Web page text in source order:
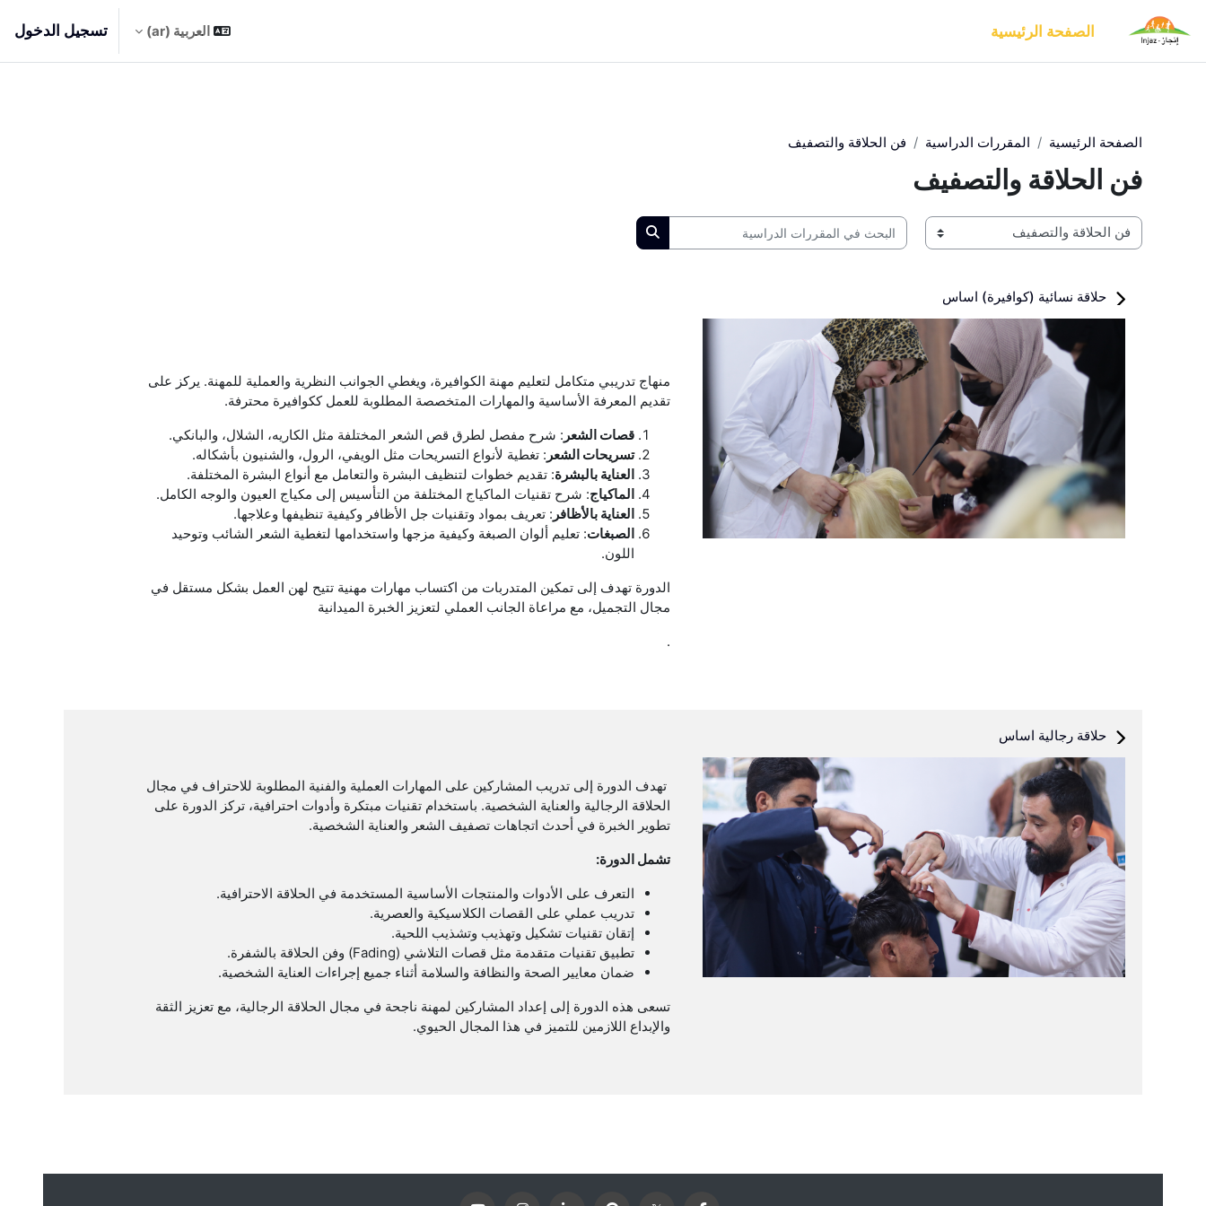
تخطى إلى المحتوى الرئيسيالصفحة الرئيسية العربية ‎(ar)‎ تسجيل الدخول
الصفحة الرئيسية المقررات الدراسية فن الحلاقة والتصفيف
فن الحلاقة والتصفيف
تصنيفات المقررات
البحث في المقررات الدراسية
البحث في المقررات الدراسية
حلاقة نسائية (كوافيرة) اساس
منهاج تدريبي متكامل لتعليم مهنة الكوافيرة، ويغطي الجوانب النظرية والعملية للمهنة. يركز على
تقديم المعرفة الأساسية والمهارات المتخصصة المطلوبة للعمل ككوافيرة محترفة.
قصات الشعر : شرح مفصل لطرق قص الشعر المختلفة مثل الكاريه، الشلال، والبانكي.
تسريحات الشعر : تغطية لأنواع التسريحات مثل الويفي، الرول، والشنيون بأشكاله.
العناية بالبشرة: تقديم خطوات لتنظيف البشرة والتعامل مع أنواع البشرة المختلفة.
الماكياج: شرح تقنيات الماكياج المختلفة من التأسيس إلى مكياج العيون والوجه الكامل.
العناية بالأظافر : تعريف بمواد وتقنيات جل الأظافر وكيفية تنظيفها وعلاجها.
الصبغات: تعليم ألوان الصبغة وكيفية مزجها واستخدامها لتغطية الشعر الشائب وتوحيد
اللون.
الدورة تهدف إلى تمكين المتدربات من اكتساب مهارات مهنية تتيح لهن العمل بشكل مستقل في
مجال التجميل، مع مراعاة الجانب العملي لتعزيز الخبرة الميدانية
.
حلاقة رجالية اساس
تهدف الدورة إلى تدريب المشاركين على المهارات العملية والفنية المطلوبة للاحتراف في مجال
الحلاقة الرجالية والعناية الشخصية. باستخدام تقنيات مبتكرة وأدوات احترافية، تركز الدورة على
تطوير الخبرة في أحدث اتجاهات تصفيف الشعر والعناية الشخصية.
تشمل الدورة:
التعرف على الأدوات والمنتجات الأساسية المستخدمة في الحلاقة الاحترافية.
تدريب عملي على القصات الكلاسيكية والعصرية.
إتقان تقنيات تشكيل وتهذيب وتشذيب اللحية.
تطبيق تقنيات متقدمة مثل قصات التلاشي (Fading) وفن الحلاقة بالشفرة.
ضمان معايير الصحة والنظافة والسلامة أثناء جميع إجراءات العناية الشخصية.
تسعى هذه الدورة إلى إعداد المشاركين لمهنة ناجحة في مجال الحلاقة الرجالية، مع تعزيز الثقة
والإبداع اللازمين للتميز في هذا المجال الحيوي.